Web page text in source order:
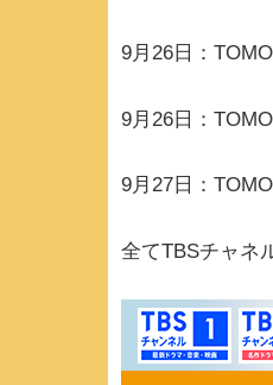
9月26日：
9月26日：
9月27日：
全てTBSチャネ